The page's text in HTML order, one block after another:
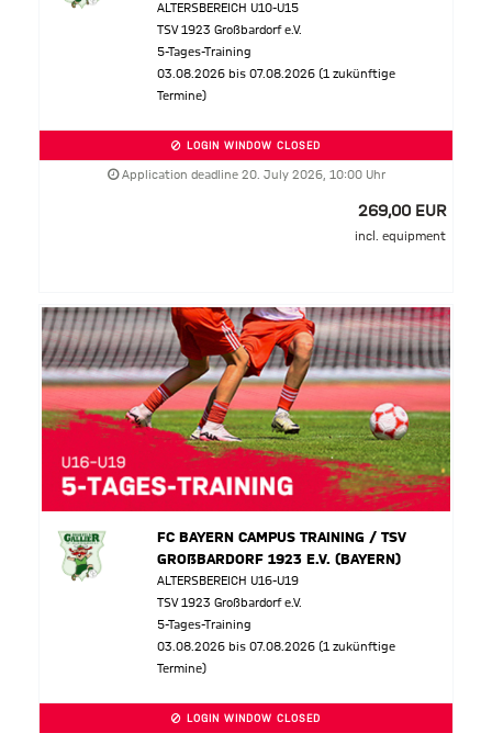
ALTERSBEREICH U10-U15
TSV 1923 Großbardorf e.V.
5-Tages-Training
03.08.2026 bis 07.08.2026 (1 zukünftige
Termine)
LOGIN WINDOW CLOSED
Application deadline 20. July 2026, 10:00 Uhr
269,00 EUR
incl. equipment
FC BAYERN CAMPUS TRAINING / TSV
GROßBARDORF 1923 E.V. (BAYERN)
ALTERSBEREICH U16-U19
TSV 1923 Großbardorf e.V.
5-Tages-Training
03.08.2026 bis 07.08.2026 (1 zukünftige
Termine)
LOGIN WINDOW CLOSED